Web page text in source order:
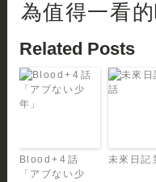
為值得一看的
Related Posts
Blood+ 4 話
「アブない少
未來日記